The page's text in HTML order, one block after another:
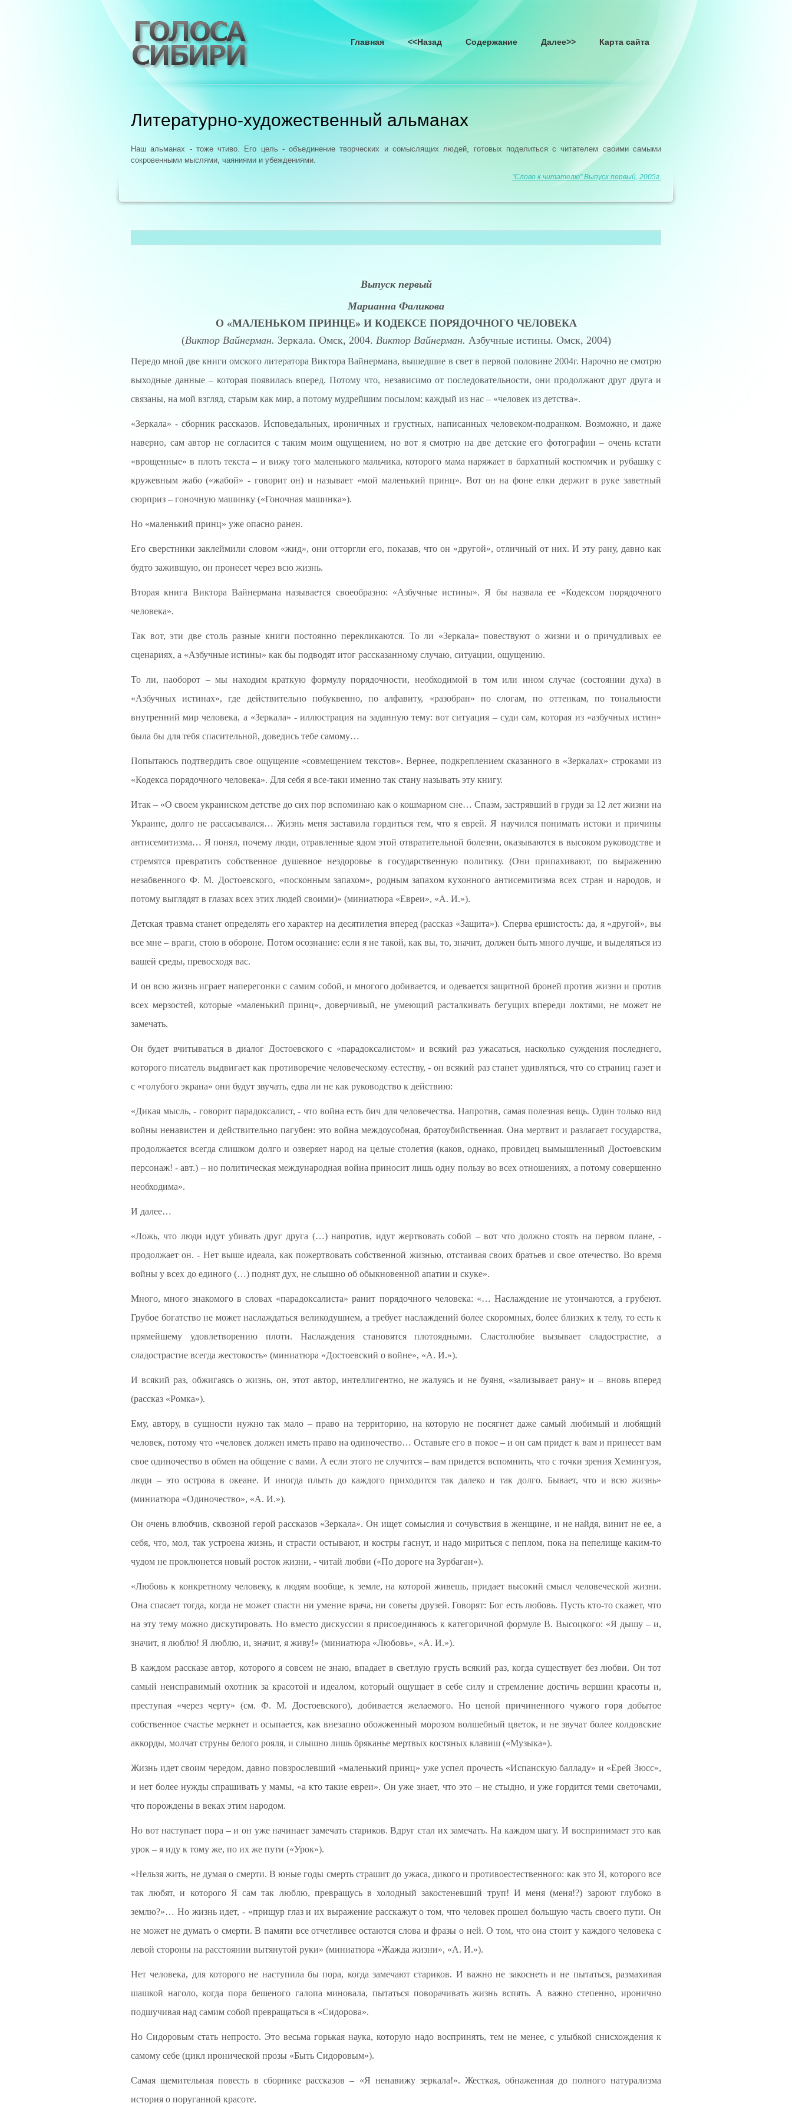
Главная <<Назад Содержание Далее>> Карта сайта
Литературно-художественный альманах
Наш альманах - тоже чтиво. Его цель - объединение творческих и сомыслящих людей, готовых поделиться с читателем своими самыми
сокровенными мыслями, чаяниями и убеждениями.
"Слово к читателю" Выпуск первый, 2005г.
Выпуск первый
Марианна Фаликова
О «МАЛЕНЬКОМ ПРИНЦЕ» И КОДЕКСЕ ПОРЯДОЧНОГО ЧЕЛОВЕКА
(Виктор Вайнерман. Зеркала. Омск, 2004. Виктор Вайнерман. Азбучные истины. Омск, 2004)
Передо мной две книги омского литератора Виктора Вайнермана, вышедшие в свет в первой половине 2004г. Нарочно не смотрю
выходные данные – которая появилась вперед. Потому что, независимо от последовательности, они продолжают друг друга и
связаны, на мой взгляд, старым как мир, а потому мудрейшим посылом: каждый из нас – «человек из детства».
«Зеркала» - сборник рассказов. Исповедальных, ироничных и грустных, написанных человеком-подранком. Возможно, и даже
наверно, сам автор не согласится с таким моим ощущением, но вот я смотрю на две детские его фотографии – очень кстати
«врощенные» в плоть текста – и вижу того маленького мальчика, которого мама наряжает в бархатный костюмчик и рубашку с
кружевным жабо («жабой» - говорит он) и называет «мой маленький принц». Вот он на фоне елки держит в руке заветный
сюрприз – гоночную машинку («Гоночная машинка»).
Но «маленький принц» уже опасно ранен.
Его сверстники заклеймили словом «жид», они отторгли его, показав, что он «другой», отличный от них. И эту рану, давно как
будто зажившую, он пронесет через всю жизнь.
Вторая книга Виктора Вайнермана называется своеобразно: «Азбучные истины». Я бы назвала ее «Кодексом порядочного
человека».
Так вот, эти две столь разные книги постоянно перекликаются. То ли «Зеркала» повествуют о жизни и о причудливых ее
сценариях, а «Азбучные истины» как бы подводят итог рассказанному случаю, ситуации, ощущению.
То ли, наоборот – мы находим краткую формулу порядочности, необходимой в том или ином случае (состоянии духа) в
«Азбучных истинах», где действительно побуквенно, по алфавиту, «разобран» по слогам, по оттенкам, по тональности
внутренний мир человека, а «Зеркала» - иллюстрация на заданную тему: вот ситуация – суди сам, которая из «азбучных истин»
была бы для тебя спасительной, доведись тебе самому…
Попытаюсь подтвердить свое ощущение «совмещением текстов». Вернее, подкреплением сказанного в «Зеркалах» строками из
«Кодекса порядочного человека». Для себя я все-таки именно так стану называть эту книгу.
Итак – «О своем украинском детстве до сих пор вспоминаю как о кошмарном сне… Спазм, застрявший в груди за 12 лет жизни на
Украине, долго не рассасывался… Жизнь меня заставила гордиться тем, что я еврей. Я научился понимать истоки и причины
антисемитизма… Я понял, почему люди, отравленные ядом этой отвратительной болезни, оказываются в высоком руководстве и
стремятся превратить собственное душевное нездоровье в государственную политику. (Они припахивают, по выражению
незабвенного Ф. М. Достоевского, «посконным запахом», родным запахом кухонного антисемитизма всех стран и народов, и
потому выглядят в глазах всех этих людей своими)» (миниатюра «Евреи», «А. И.»).
Детская травма станет определять его характер на десятилетия вперед (рассказ «Защита»). Сперва ершистость: да, я «другой», вы
все мне – враги, стою в обороне. Потом осознание: если я не такой, как вы, то, значит, должен быть много лучше, и выделяться из
вашей среды, превосходя вас.
И он всю жизнь играет наперегонки с самим собой, и многого добивается, и одевается защитной броней против жизни и против
всех мерзостей, которые «маленький принц», доверчивый, не умеющий расталкивать бегущих впереди локтями, не может не
замечать.
Он будет вчитываться в диалог Достоевского с «парадоксалистом» и всякий раз ужасаться, насколько суждения последнего,
которого писатель выдвигает как противоречие человеческому естеству, - он всякий раз станет удивляться, что со страниц газет и
с «голубого экрана» они будут звучать, едва ли не как руководство к действию:
«Дикая мысль, - говорит парадоксалист, - что война есть бич для человечества. Напротив, самая полезная вещь. Один только вид
войны ненавистен и действительно пагубен: это война междоусобная, братоубийственная. Она мертвит и разлагает государства,
продолжается всегда слишком долго и озверяет народ на целые столетия (каков, однако, провидец вымышленный Достоевским
персонаж! - авт.) – но политическая международная война приносит лишь одну пользу во всех отношениях, а потому совершенно
необходима».
И далее…
«Ложь, что люди идут убивать друг друга (…) напротив, идут жертвовать собой – вот что должно стоять на первом плане, -
продолжает он. - Нет выше идеала, как пожертвовать собственной жизнью, отстаивая своих братьев и свое отечество. Во время
войны у всех до единого (…) поднят дух, не слышно об обыкновенной апатии и скуке».
Много, много знакомого в словах «парадоксалиста» ранит порядочного человека: «… Наслаждение не утончаются, а грубеют.
Грубое богатство не может наслаждаться великодушием, а требует наслаждений более скоромных, более близких к телу, то есть к
прямейшему удовлетворению плоти. Наслаждения становятся плотоядными. Сластолюбие вызывает сладострастие, а
сладострастие всегда жестокость» (миниатюра «Достоевский о войне», «А. И.»).
И всякий раз, обжигаясь о жизнь, он, этот автор, интеллигентно, не жалуясь и не буяня, «зализывает рану» и – вновь вперед
(рассказ «Ромка»).
Ему, автору, в сущности нужно так мало – право на территорию, на которую не посягнет даже самый любимый и любящий
человек, потому что «человек должен иметь право на одиночество… Оставьте его в покое – и он сам придет к вам и принесет вам
свое одиночество в обмен на общение с вами. А если этого не случится – вам придется вспомнить, что с точки зрения Хемингуэя,
люди – это острова в океане. И иногда плыть до каждого приходится так далеко и так долго. Бывает, что и всю жизнь»
(миниатюра «Одиночество», «А. И.»).
Он очень влюбчив, сквозной герой рассказов «Зеркала». Он ищет сомыслия и сочувствия в женщине, и не найдя, винит не ее, а
себя, что, мол, так устроена жизнь, и страсти остывают, и костры гаснут, и надо мириться с пеплом, пока на пепелище каким-то
чудом не проклюнется новый росток жизни, - читай любви («По дороге на Зурбаган»).
«Любовь к конкретному человеку, к людям вообще, к земле, на которой живешь, придает высокий смысл человеческой жизни.
Она спасает тогда, когда не может спасти ни умение врача, ни советы друзей. Говорят: Бог есть любовь. Пусть кто-то скажет, что
на эту тему можно дискутировать. Но вместо дискуссии я присоединяюсь к категоричной формуле В. Высоцкого: «Я дышу – и,
значит, я люблю! Я люблю, и, значит, я живу!» (миниатюра «Любовь», «А. И.»).
В каждом рассказе автор, которого я совсем не знаю, впадает в светлую грусть всякий раз, когда существует без любви. Он тот
самый неисправимый охотник за красотой и идеалом, который ощущает в себе силу и стремление достичь вершин красоты и,
преступая «через черту» (см. Ф. М. Достоевского), добивается желаемого. Но ценой причиненного чужого горя добытое
собственное счастье меркнет и осыпается, как внезапно обожженный морозом волшебный цветок, и не звучат более колдовские
аккорды, молчат струны белого рояля, и слышно лишь бряканье мертвых костяных клавиш («Музыка»).
Жизнь идет своим чередом, давно повзрослевший «маленький принц» уже успел прочесть «Испанскую балладу» и «Ерей Зюсс»,
и нет более нужды спрашивать у мамы, «а кто такие евреи». Он уже знает, что это – не стыдно, и уже гордится теми светочами,
что порождены в веках этим народом.
Но вот наступает пора – и он уже начинает замечать стариков. Вдруг стал их замечать. На каждом шагу. И воспринимает это как
урок – я иду к тому же, по их же пути («Урок»).
«Нельзя жить, не думая о смерти. В юные годы смерть страшит до ужаса, дикого и противоестественного: как это Я, которого все
так любят, и которого Я сам так люблю, превращусь в холодный закостеневший труп! И меня (меня!?) зароют глубоко в
землю?»… Но жизнь идет, - «прищур глаз и их выражение расскажут о том, что человек прошел большую часть своего пути. Он
не может не думать о смерти. В памяти все отчетливее остаются слова и фразы о ней. О том, что она стоит у каждого человека с
левой стороны на расстоянии вытянутой руки» (миниатюра «Жажда жизни», «А. И.»).
Нет человека, для которого не наступила бы пора, когда замечают стариков. И важно не закоснеть и не пытаться, размахивая
шашкой наголо, когда пора бешеного галопа миновала, пытаться поворачивать жизнь вспять. А важно степенно, иронично
подшучивая над самим собой превращаться в «Сидорова».
Но Сидоровым стать непросто. Это весьма горькая наука, которую надо воспринять, тем не менее, с улыбкой снисхождения к
самому себе (цикл иронической прозы «Быть Сидоровым»).
Самая щемительная повесть в сборнике рассказов – «Я ненавижу зеркала!». Жесткая, обнаженная до полного натурализма
история о поруганной красоте.